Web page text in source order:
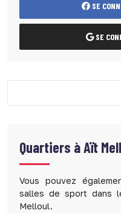
SE
SE
Quartiers àAït
Vous pouvez
salles de sport dans
Melloul.